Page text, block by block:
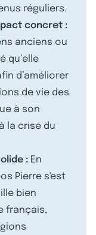
réguliers.
concret :
anciens ou
qu’elle
d’améliorer
de vie des
à son
la crise du
: En
Pierre s'est
bien
français,